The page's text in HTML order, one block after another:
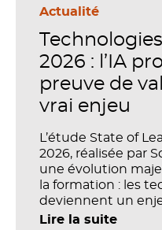
Actualité
2026 : l’IA
preuve de
vrai enjeu
L’étude State of
2026, réalisée par
une évolution
la formation : les
deviennent un
performance et de
Lire la suite